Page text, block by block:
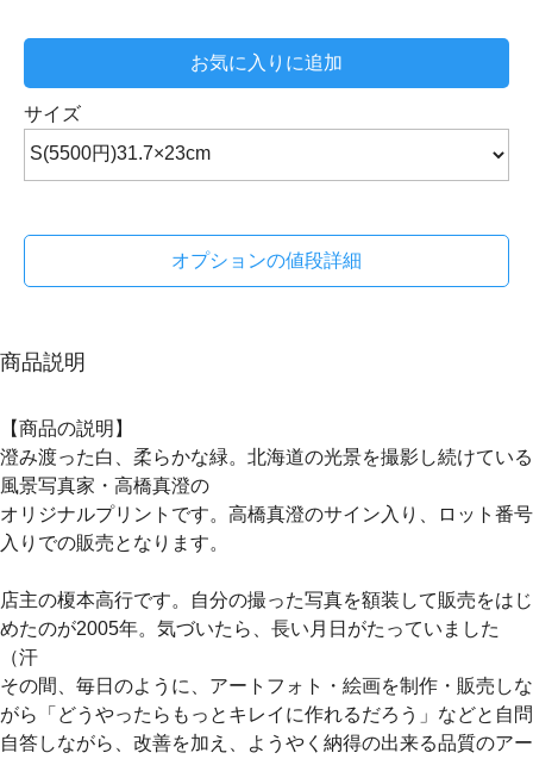
お気に入りに追加
サイズ
オプションの値段詳細
商品説明
【商品の説明】
澄み渡った白、柔らかな緑。北海道の光景を撮影し続けている
風景写真家・高橋真澄の
オリジナルプリントです。高橋真澄のサイン入り、ロット番号
入りでの販売となります。
店主の榎本高行です。自分の撮った写真を額装して販売をはじ
めたのが2005年。気づいたら、長い月日がたっていました
（汗
その間、毎日のように、アートフォト・絵画を制作・販売しな
がら「どうやったらもっとキレイに作れるだろう」などと自問
自答しながら、改善を加え、ようやく納得の出来る品質のアー